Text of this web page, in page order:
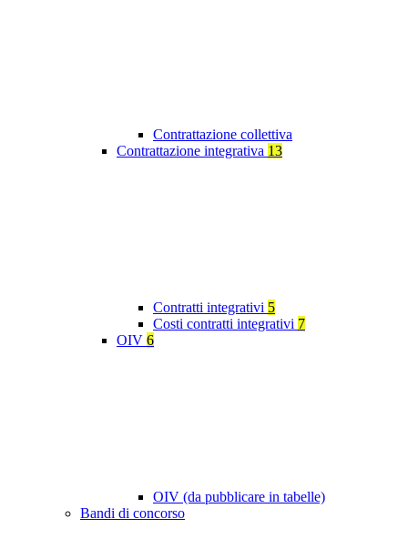
Contrattazione collettiva
Contrattazione integrativa 13
Contratti integrativi 5
Costi contratti integrativi 7
OIV 6
OIV (da pubblicare in tabelle)
Bandi di concorso